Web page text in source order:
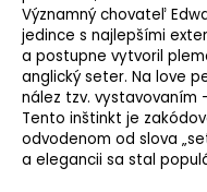
Významný chovateľ
jedince s najlepšími
a postupne vytvoril
anglický seter. Na love
nález tzv. vystavovaním
Tento inštinkt je
odvodenom od slova
a elegancii sa stal
m
e